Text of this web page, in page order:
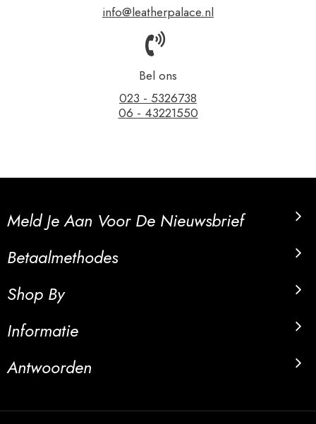
info@leatherpalace.nl
Bel ons
023 - 5326738
06 - 43221550
Meld Je Aan Voor De Nieuwsbrief
Betaalmethodes
Shop By
Informatie
Antwoorden